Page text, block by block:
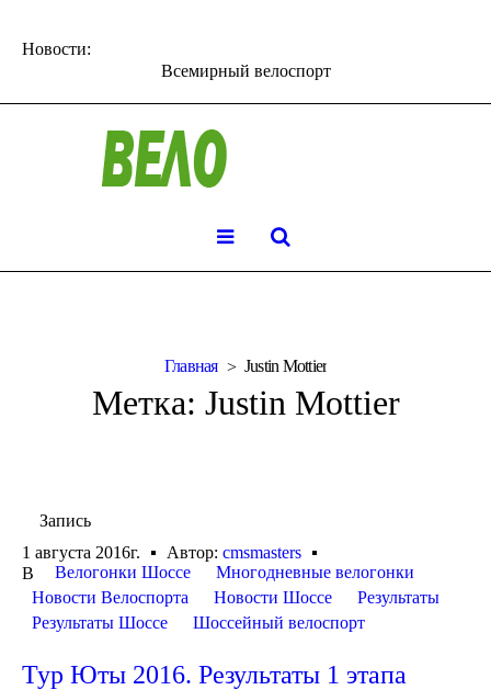
Новости:
Всемирный велоспорт
Главная Justin Mottier
Метка: Justin Mottier
Запись
1 августа 2016г.
Автор: cmsmasters
В
Велогонки Шоссе
Многодневные велогонки
Новости Велоспорта
Новости Шоссе
Результаты
Результаты Шоссе
Шоссейный велоспорт
Тур Юты 2016. Результаты 1 этапа